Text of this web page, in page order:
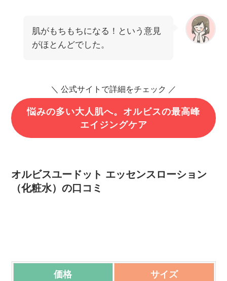
肌がもちもちになる！という意見
がほとんどでした。
＼ 公式サイトで詳細をチェック ／
悩みの多い大人肌へ。オルビスの最高峰
エイジングケア
オルビスユードット エッセンスローション
（化粧水）の口コミ
価格 サイズ